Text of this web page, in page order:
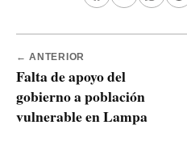
← ANTERIOR
Falta de apoyo del
gobierno a población
vulnerable en Lampa